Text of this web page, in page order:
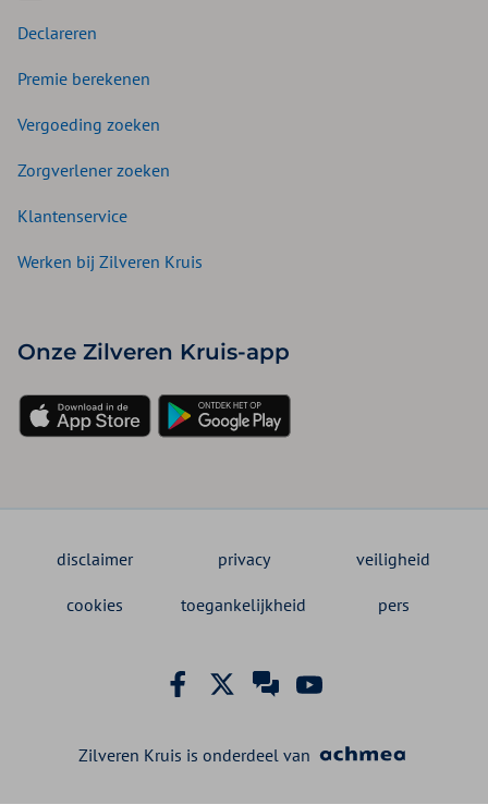
Declareren
Premie berekenen
Vergoeding zoeken
Zorgverlener zoeken
Klantenservice
Werken bij Zilveren Kruis
Onze Zilveren Kruis-app
disclaimer privacy veiligheid
cookies toegankelijkheid pers
Zilveren Kruis is onderdeel van